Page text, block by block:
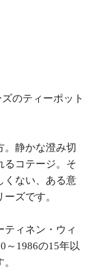
のティーポット
。静かな澄み切
るコテージ。そ
くない、ある意
ズです。
ティネン・ウィ
～1986の15年以